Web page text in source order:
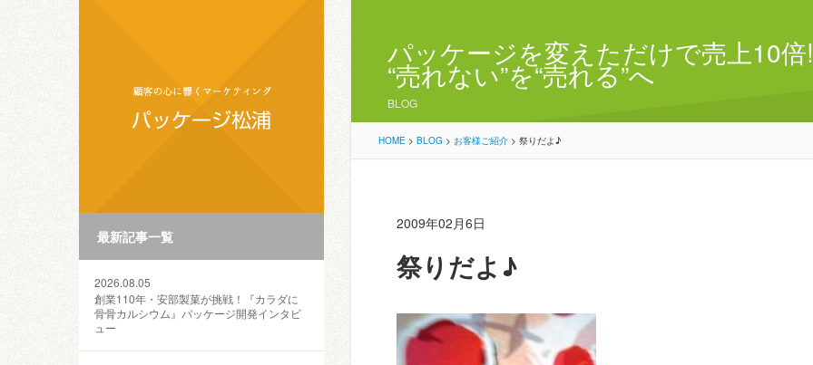
最新記事一覧
2026.08.05
創業110年・安部製菓が挑戦！『カラダに
骨骨カルシウム』パッケージ開発インタビ
ュー
パッケージを変えただけで売上10
“売れない”を“売れる”へ
BLOG
HOME > BLOG > お客様ご紹介 > 祭りだよ♪
2009年02月6日
祭りだよ♪